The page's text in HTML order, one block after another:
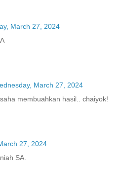
March 27, 2024
March 27, 2024
membuahkan hasil.. chaiyok!
27, 2024
SA.